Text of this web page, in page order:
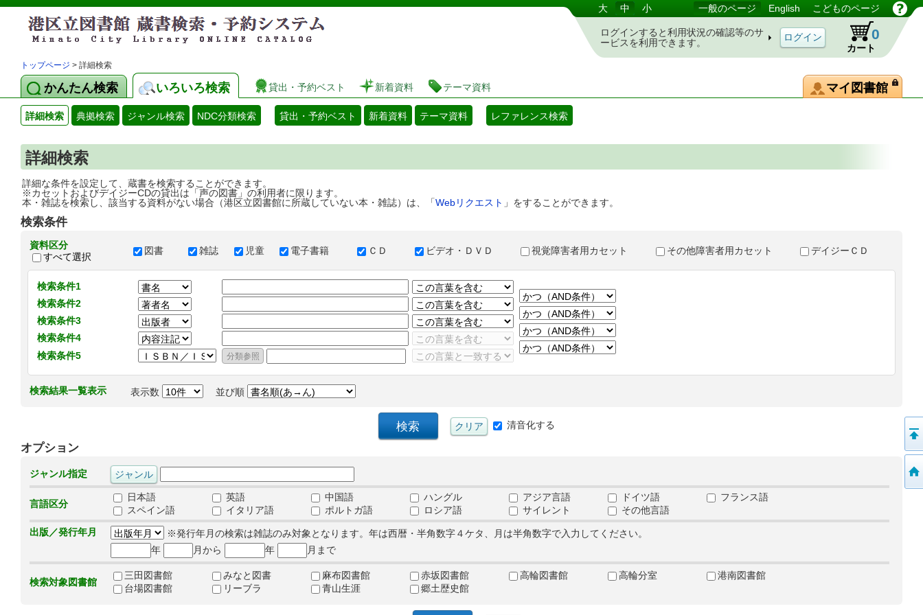
港区立図書館 蔵書検索・予約システム 大 中 小 一般のページ English こどものページ
ログインすると利用状況の確認等のサ
ービスを利用できます。
カート
0
トップページ > 詳細検索
かんたん検索 いろいろ検索 貸出・予約ベスト 新着資料 テーマ資料 マイ図書館
詳細検索 典拠検索 ジャンル検索 NDC分類検索 貸出・予約ベスト 新着資料 テーマ資料 レファレンス検索
詳細検索
詳細な条件を設定して、蔵書を検索することができます。
※カセットおよびデイジーCDの貸出は「声の図書」の利用者に限ります。
本・雑誌を検索し、該当する資料がない場合（港区立図書館に所蔵していない本・雑誌）は、「Webリクエスト 」をすることができます。
検索条件
資料区分
すべて選択
図書 雑誌 児童 電子書籍 ＣＤ ビデオ・ＤＶＤ 視覚障害者用カセット その他障害者用カセット デイジーＣＤ
検索条件1
検索条件2
検索条件3
検索条件4
検索条件5
検索結果一覧表示 表示数 並び順
清音化する
オプション
ジャンル指定
言語区分
日本語 英語 中国語 ハングル アジア言語 ドイツ語
フランス語
スペイン語
イタリア語 ポルトガ語 ロシア語 サイレント
その他言語
出版／発行年月
※発行年月の検索は雑誌のみ対象となります。年は西暦・半角数字４ケタ、月は半角数字で入力してください。
年
月から 年 月まで
検索対象図書館
三田図書館 みなと図書 麻布図書館 赤坂図書館 高輪図書館 高輪分室
港南図書館
台場図書館
リーブラ 青山生涯 郷土歴史館